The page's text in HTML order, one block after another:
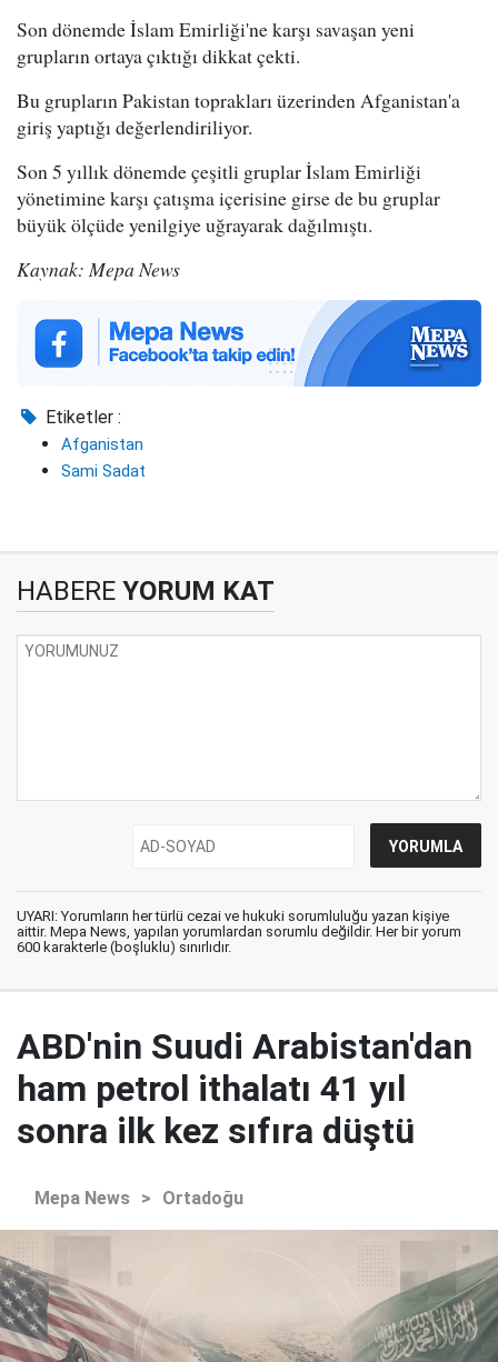
Son dönemde İslam Emirliği'ne karşı savaşan yeni
grupların ortaya çıktığı dikkat çekti.
Bu grupların Pakistan toprakları üzerinden Afganistan'a
giriş yaptığı değerlendiriliyor.
Son 5 yıllık dönemde çeşitli gruplar İslam Emirliği
yönetimine karşı çatışma içerisine girse de bu gruplar
büyük ölçüde yenilgiye uğrayarak dağılmıştı.
Kaynak: Mepa News
Etiketler :
Afganistan
Sami Sadat
HABERE YORUM KAT
UYARI: Yorumların her türlü cezai ve hukuki sorumluluğu yazan kişiye
aittir. Mepa News, yapılan yorumlardan sorumlu değildir. Her bir yorum
600 karakterle (boşluklu) sınırlıdır.
ABD'nin Suudi Arabistan'dan
ham petrol ithalatı 41 yıl
sonra ilk kez sıfıra düştü
Mepa News > Ortadoğu